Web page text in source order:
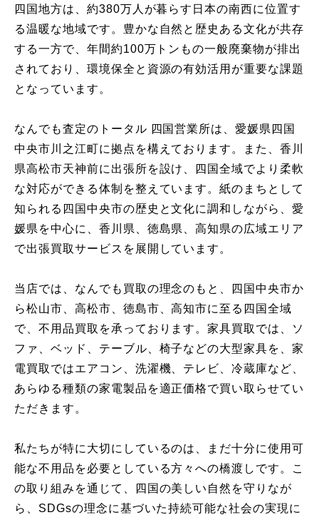
四国地方は、約380万人が暮らす日本の南西に位置す
る温暖な地域です。豊かな自然と歴史ある文化が共存
する一方で、年間約100万トンもの一般廃棄物が排出
されており、環境保全と資源の有効活用が重要な課題
となっています。
なんでも査定のトータル 四国営業所は、愛媛県四国
中央市川之江町に拠点を構えております。また、香川
県高松市天神前に出張所を設け、四国全域でより柔軟
な対応ができる体制を整えています。紙のまちとして
知られる四国中央市の歴史と文化に調和しながら、愛
媛県を中心に、香川県、徳島県、高知県の広域エリア
で出張買取サービスを展開しています。
当店では、なんでも買取の理念のもと、四国中央市か
ら松山市、高松市、徳島市、高知市に至る四国全域
で、不用品買取を承っております。家具買取では、ソ
ファ、ベッド、テーブル、椅子などの大型家具を、家
電買取ではエアコン、洗濯機、テレビ、冷蔵庫など、
あらゆる種類の家電製品を適正価格で買い取らせてい
ただきます。
私たちが特に大切にしているのは、まだ十分に使用可
能な不用品を必要としている方々への橋渡しです。こ
の取り組みを通じて、四国の美しい自然を守りなが
ら、SDGsの理念に基づいた持続可能な社会の実現に